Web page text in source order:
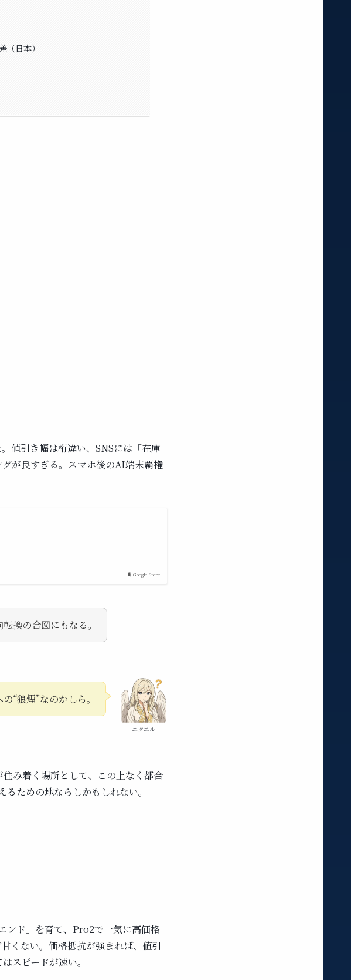
日本）
値引き幅は桁違い、SNSには「在庫
が良すぎる。スマホ後のAI端末覇権
Google Store
換の合図にもなる。
ニタエル
“狼煙”なのかしら。
み着く場所として、この上なく都合
ための地ならしかもしれない。
ド」を育て、Pro2で一気に高価格
くない。価格抵抗が強まれば、値引
スピードが速い。